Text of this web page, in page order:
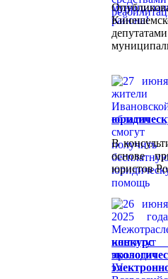
В
основе
юристов